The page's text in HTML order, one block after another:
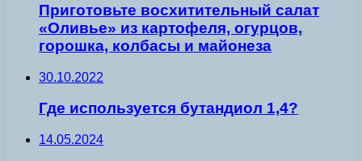
Приготовьте восхитительный салат
«Оливье» из картофеля, огурцов,
горошка, колбасы и майонеза
30.10.2022
Где используется бутандиол 1,4?
14.05.2024